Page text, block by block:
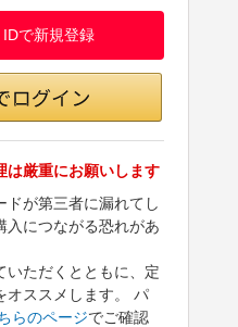
で新規登録
は厳重にお願いします
ドが第三者に漏れてし
入につながる恐れがあ
いただくとともに、定
オススメします。 パ
らのページでご確認